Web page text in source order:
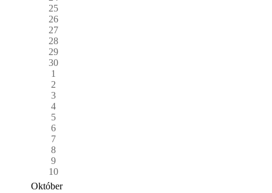
25
26
27
28
29
30
1
2
3
4
5
6
7
8
9
10
Október